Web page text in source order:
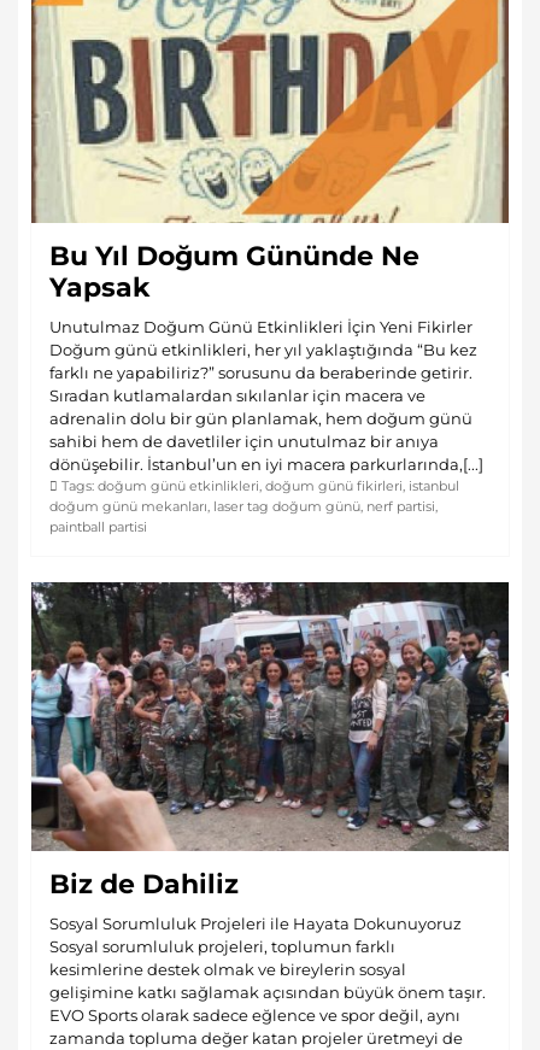
Bu Yıl Doğum Gününde Ne
Yapsak
Unutulmaz Doğum Günü Etkinlikleri İçin Yeni Fikirler
Doğum günü etkinlikleri, her yıl yaklaştığında “Bu kez
farklı ne yapabiliriz?” sorusunu da beraberinde getirir.
Sıradan kutlamalardan sıkılanlar için macera ve
adrenalin dolu bir gün planlamak, hem doğum günü
sahibi hem de davetliler için unutulmaz bir anıya
dönüşebilir. İstanbul’un en iyi macera parkurlarında,[...]
Tags: doğum günü etkinlikleri, doğum günü fikirleri, istanbul
doğum günü mekanları, laser tag doğum günü, nerf partisi,
paintball partisi
Biz de Dahiliz
Sosyal Sorumluluk Projeleri ile Hayata Dokunuyoruz
Sosyal sorumluluk projeleri, toplumun farklı
kesimlerine destek olmak ve bireylerin sosyal
gelişimine katkı sağlamak açısından büyük önem taşır.
EVO Sports olarak sadece eğlence ve spor değil, aynı
zamanda topluma değer katan projeler üretmeyi de